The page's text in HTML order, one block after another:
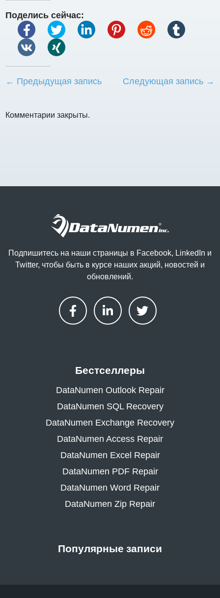
Поделись сейчас:
← Предыдущая запись Следующая запись →
Комментарии закрыты.
Подпишитесь на наши страницы в Facebook, LinkedIn и
Twitter, чтобы быть в курсе наших акций, новостей и
обновлений.
Бестселлеры
DataNumen Outlook Repair
DataNumen SQL Recovery
DataNumen Exchange Recovery
DataNumen Access Repair
DataNumen Excel Repair
DataNumen PDF Repair
DataNumen Word Repair
DataNumen Zip Repair
Популярные записи